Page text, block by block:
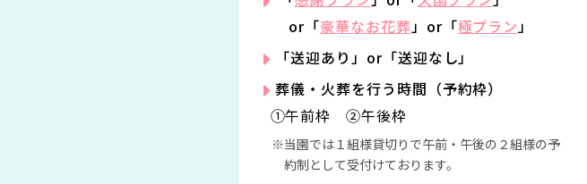
or「豪華なお花葬」or「極プラン」
「送迎あり」or「送迎なし」
葬儀・火葬を行う時間（予約枠）
①午前枠 ②午後枠
当園では１組様貸切りで午前・午後の２組様の予
約制として受付けております。